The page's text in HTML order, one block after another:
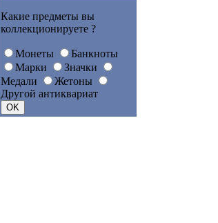
Какие предметы вы
коллекционируете ?
Монеты
Банкноты
Марки
Значки
Медали
Жетоны
Другой антиквариат